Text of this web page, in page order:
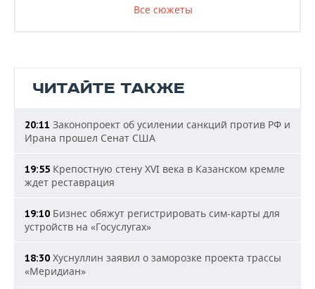
Все сюжеты
ЧИТАЙТЕ ТАКЖЕ
20:11 Законопроект об усилении санкций против РФ и
Ирана прошел Сенат США
19:55 Крепостную стену XVI века в Казанском кремле
ждет реставрация
19:10 Бизнес обяжут регистрировать сим-карты для
устройств на «Госуслугах»
18:30 Хуснуллин заявил о заморозке проекта трассы
«Меридиан»